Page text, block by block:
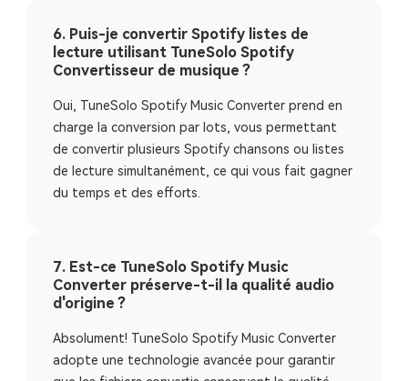
6. Puis-je convertir Spotify listes de
lecture utilisant TuneSolo Spotify
Convertisseur de musique ?
Oui, TuneSolo Spotify Music Converter prend en
charge la conversion par lots, vous permettant
de convertir plusieurs Spotify chansons ou listes
de lecture simultanément, ce qui vous fait gagner
du temps et des efforts.
7. Est-ce TuneSolo Spotify Music
Converter préserve-t-il la qualité audio
d'origine ?
Absolument! TuneSolo Spotify Music Converter
adopte une technologie avancée pour garantir